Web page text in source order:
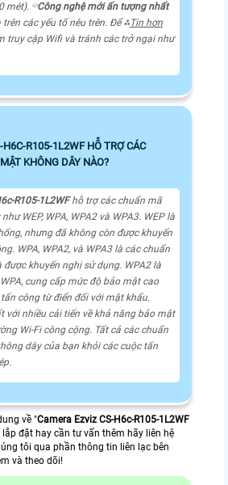
mét). ⌔Công nghệ mới ấn tượng nhất
các yếu tố nêu trên. Để ⁂Tin hơn
truy cập Wifi và tránh các trở ngại như
R105-1L2WF HỖ TRỢ CÁC
KHÔNG DÂY NÀO?
R105-1L2WFhỗ trợ các chuẩn mã
WEP, WPA, WPA2 và WPA3. WEP là
nhưng đã không còn được khuyến
WPA, WPA2, và WPA3 là các chuẩn
khuyến nghị sử dụng. WPA2 là
cung cấp mức độ bảo mật cao
công từ điển đối với mật khẩu.
với nhiều cải tiến về khả năng bảo mật
Wi-Fi công cộng. Tất cả các chuẩn
dây của bạn khỏi các cuộc tấn
về "Camera Ezviz CS-H6c-R105-1L2WF
đặt hay cần tư vấn thêm hãy liên hệ
tôi qua phần thông tin liên lạc bên
và theo dõi!